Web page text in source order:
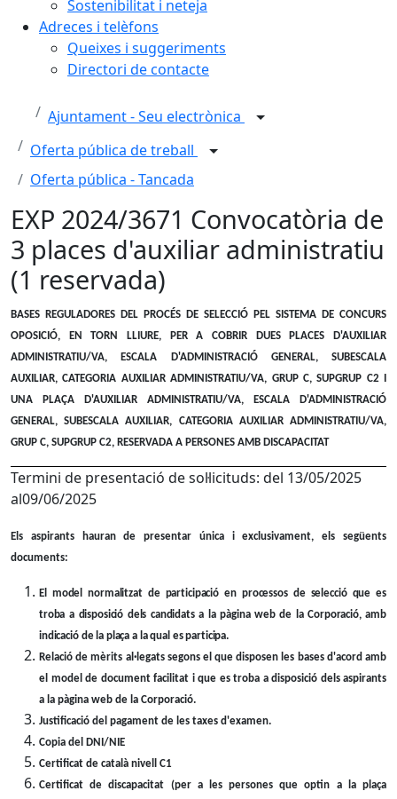
Sostenibilitat i neteja
Adreces i telèfons
Queixes i suggeriments
Directori de contacte
Ajuntament - Seu electrònica
Oferta pública de treball
Oferta pública - Tancada
EXP 2024/3671 Convocatòria de
3 places d'auxiliar administratiu
(1 reservada)
BASES REGULADORES DEL PROCÉS DE SELECCIÓ PEL SISTEMA DE CONCURS
OPOSICIÓ, EN TORN LLIURE, PER A COBRIR DUES PLACES D'AUXILIAR
ADMINISTRATIU/VA, ESCALA D'ADMINISTRACIÓ GENERAL, SUBESCALA
AUXILIAR, CATEGORIA AUXILIAR ADMINISTRATIU/VA, GRUP C, SUPGRUP C2 I
UNA PLAÇA D'AUXILIAR ADMINISTRATIU/VA, ESCALA D'ADMINISTRACIÓ
GENERAL, SUBESCALA AUXILIAR, CATEGORIA AUXILIAR ADMINISTRATIU/VA,
GRUP C, SUPGRUP C2, RESERVADA A PERSONES AMB DISCAPACITAT
Termini de presentació de sol·licituds: del 13/05/2025
al09/06/2025
Els aspirants hauran de presentar única i exclusivament, els següents
documents:
El model normalitzat de participació en processos de selecció que es
troba a disposició dels candidats a la pàgina web de la Corporació, amb
indicació de la plaça a la qual es participa.
Relació de mèrits al·legats segons el que disposen les bases d'acord amb
el model de document facilitat i que es troba a disposició dels aspirants
a la pàgina web de la Corporació.
Justificació del pagament de les taxes d'examen.
Copia del DNI/NIE
Certificat de català nivell C1
Certificat de discapacitat (per a les persones que optin a la plaça